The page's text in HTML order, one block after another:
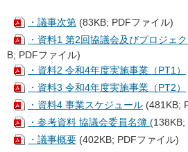
・議事次第 (83KB; PDFファイル)
・資料1 第2回協議会及びプロジェ
B; PDFファイル)
・資料2 令和4年度実施事業（PT1）
・資料3 令和4年度実施事業（PT2）
・資料4 事業スケジュール (481KB;
・参考資料 協議会委員名簿 (138KB;
・議事概要 (402KB; PDFファイル)